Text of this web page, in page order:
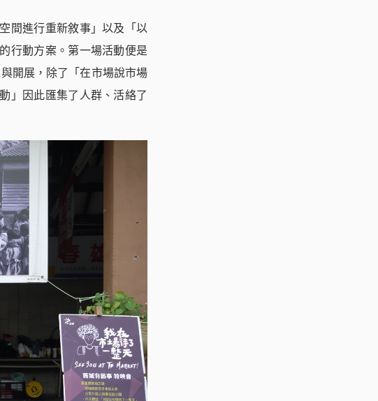
間進行重新敘事」以及「以
行動方案。第一場活動便是
開展，除了「在市場說市場
」因此匯集了人群、活絡了